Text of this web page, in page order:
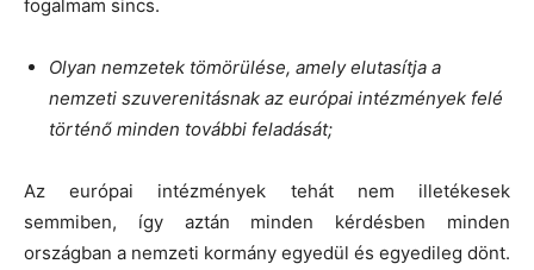
fogalmam sincs.
Olyan nemzetek tömörülése, amely elutasítja a
nemzeti szuverenitásnak az európai intézmények felé
történő minden további feladását;
Az európai intézmények tehát nem illetékesek
semmiben, így aztán minden kérdésben minden
országban a nemzeti kormány egyedül és egyedileg dönt.